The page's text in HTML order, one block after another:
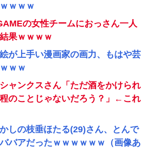
ｗｗｗ
の女性チームにおっさん一人
果ｗｗｗｗ
が上手い漫画家の画力、もはや芸
ｗｗ
ャンクスさん「ただ酒をかけられ
のことじゃないだろう？」←これ
しの枝垂ほたる(29)さん、とんで
バアだったｗｗｗｗｗｗ（画像あ